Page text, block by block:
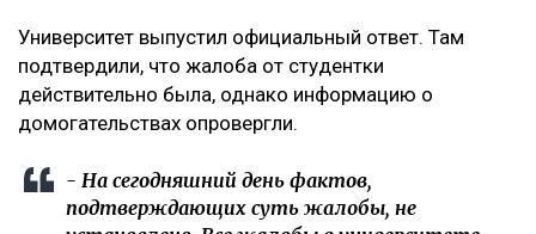
Университет выпустил официальный ответ. Там
подтвердили, что жалоба от студентки
действительно была, однако информацию о
домогательствах опровергли.
- На сегодняшний день фактов,
подтверждающих суть жалобы, не